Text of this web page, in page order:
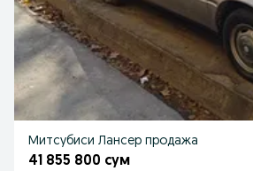
Митсубиси Лансер продажа
41 855 800 сум